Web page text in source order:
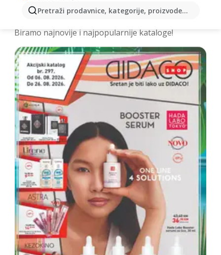
Pretraži prodavnice, kategorije, proizvode...
Izdvojili smo za vas najbolje akcije za
Biramo najnovije i najpopularnije kataloge!